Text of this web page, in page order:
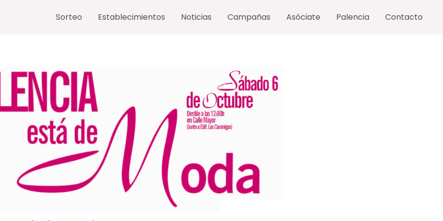
Sorteo Establecimientos Noticias Campañas Asóciate Palencia Contacto